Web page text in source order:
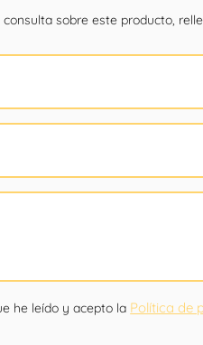
consulta sobre este producto,
he leído y acepto la Política de